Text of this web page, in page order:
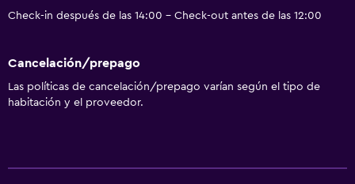
Check-in después de las 14:00 - Check-out antes de las 12:00
Cancelación/prepago
Las políticas de cancelación/prepago varían según el tipo de
habitación y el proveedor.